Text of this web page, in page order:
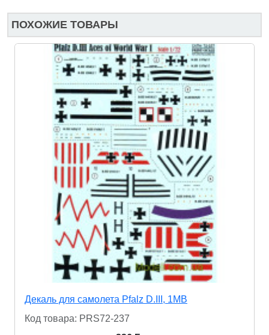
ПОХОЖИЕ ТОВАРЫ
Декаль для самолета Pfalz D.III, 1МВ
Код товара: PRS72-237